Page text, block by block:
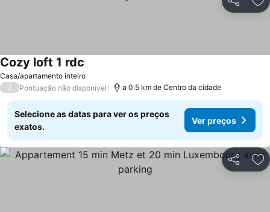
Partilhar
Casa/apartamento inteiro
Cozy loft 1 rdc
/ Pontuação não disponível a 0.5 km de Centro da cidade
Selecione as datas para ver os preços
exatos.
Ver preços
Partilhar